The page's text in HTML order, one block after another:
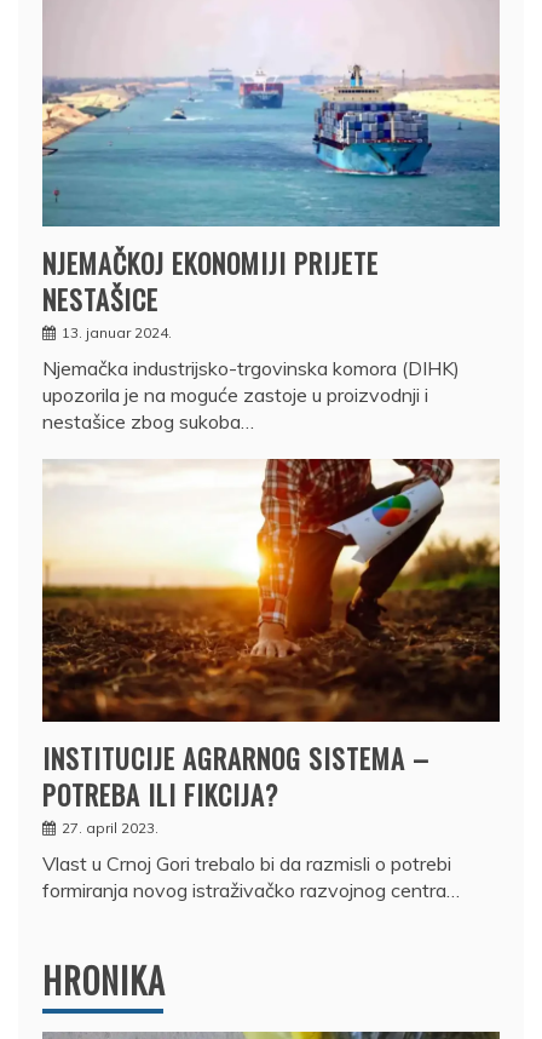
NJEMAČKOJ EKONOMIJI PRIJETE
NESTAŠICE
13. januar 2024.
Njemačka industrijsko-trgovinska komora (DIHK)
upozorila je na moguće zastoje u proizvodnji i
nestašice zbog sukoba…
INSTITUCIJE AGRARNOG SISTEMA –
POTREBA ILI FIKCIJA?
27. april 2023.
Vlast u Crnoj Gori trebalo bi da razmisli o potrebi
formiranja novog istraživačko razvojnog centra…
HRONIKA